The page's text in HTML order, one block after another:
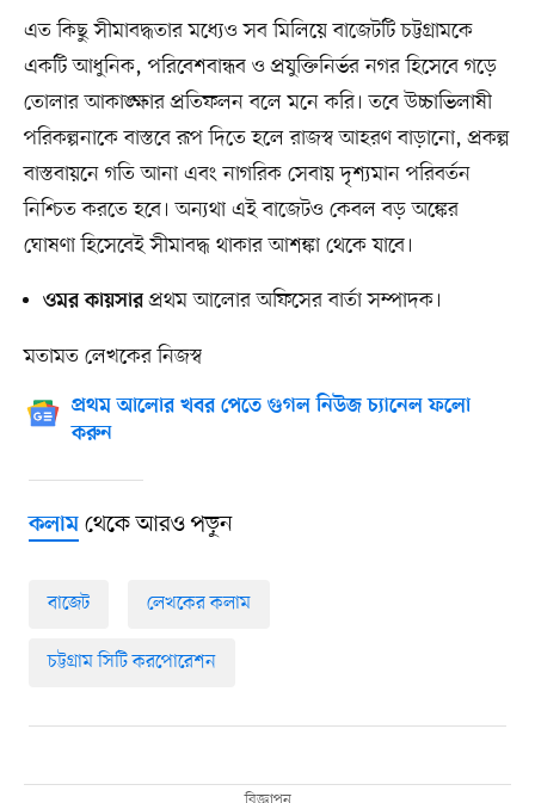
এত কিছু সীমাবদ্ধতার মধ্যেও সব মিলিয়ে বাজেটটি চট্টগ্রামকে
একটি আধুনিক, পরিবেশবান্ধব ও প্রযুক্তিনির্ভর নগর হিসেবে গড়ে
তোলার আকাঙ্ক্ষার প্রতিফলন বলে মনে করি। তবে উচ্চাভিলাষী
পরিকল্পনাকে বাস্তবে রূপ দিতে হলে রাজস্ব আহরণ বাড়ানো, প্রকল্প
বাস্তবায়নে গতি আনা এবং নাগরিক সেবায় দৃশ্যমান পরিবর্তন
নিশ্চিত করতে হবে। অন্যথা এই বাজেটও কেবল বড় অঙ্কের
ঘোষণা হিসেবেই সীমাবদ্ধ থাকার আশঙ্কা থেকে যাবে।
ওমর কায়সারপ্রথম আলোর অফিসের বার্তা সম্পাদক।
মতামত লেখকের নিজস্ব
প্রথম আলোর খবর পেতে গুগল নিউজ চ্যানেল ফলো
করুন
কলামথেকে আরও পড়ুন
বাজেট লেখকের কলাম
চট্টগ্রাম সিটি করপোরেশন